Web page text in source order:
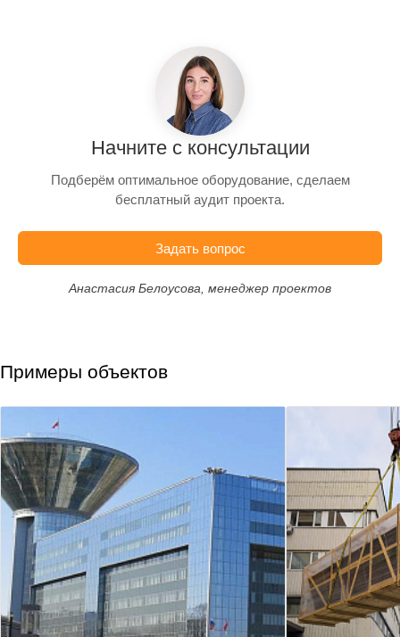
Начните с консультации
Подберём оптимальное оборудование, сделаем
бесплатный аудит проекта.
Задать вопрос
Анастасия Белоусова, менеджер проектов
Примеры объектов